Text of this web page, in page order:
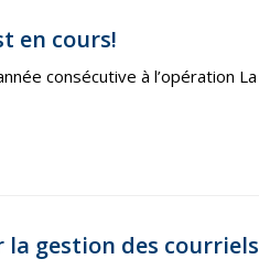
en cours!
consécutive à l’opération La
gestion des courriels